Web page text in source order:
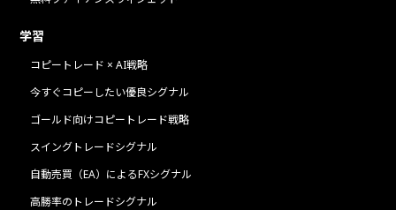
学習
コピートレード × AI戦略
今すぐコピーしたい優良シグナル
ゴールド向けコピートレード戦略
スイングトレードシグナル
自動売買（EA）によるFXシグナル
高勝率のトレードシグナル